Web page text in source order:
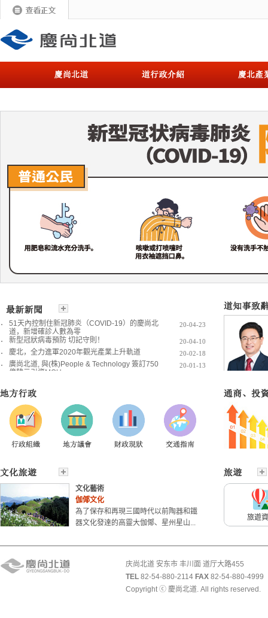
51天內控制住新冠肺炎（COVID-19）的慶尚北
道，新增確診人數為零
20-04-23
新型冠狀病毒預防 切記守則！ 20-04-10
慶北，全力進軍2020年觀光產業上升軌道 20-02-18
廣尚北道, 與(株)People & Technology 簽訂750
億韓元引資MOU
20-01-13
文化藝術
伽倻文化
為了保存和再現三國時代以前陶器和鐵
器文化發達的高靈大伽倻、星州星山...
旅遊
庆尚北道 安东市 丰川面 道厅大路455
TEL 82-54-880-2114 FAX 82-54-880-4999
Copyright ⓒ 慶尚北道. All rights reserved.